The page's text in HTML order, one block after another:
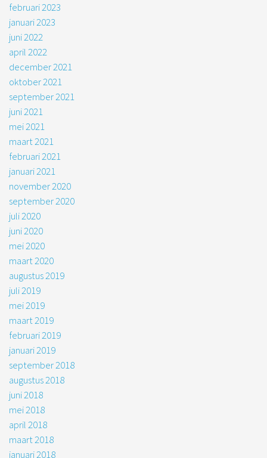
februari 2023
januari 2023
juni 2022
april 2022
december 2021
oktober 2021
september 2021
juni 2021
mei 2021
maart 2021
februari 2021
januari 2021
november 2020
september 2020
juli 2020
juni 2020
mei 2020
maart 2020
augustus 2019
juli 2019
mei 2019
maart 2019
februari 2019
januari 2019
september 2018
augustus 2018
juni 2018
mei 2018
april 2018
maart 2018
januari 2018